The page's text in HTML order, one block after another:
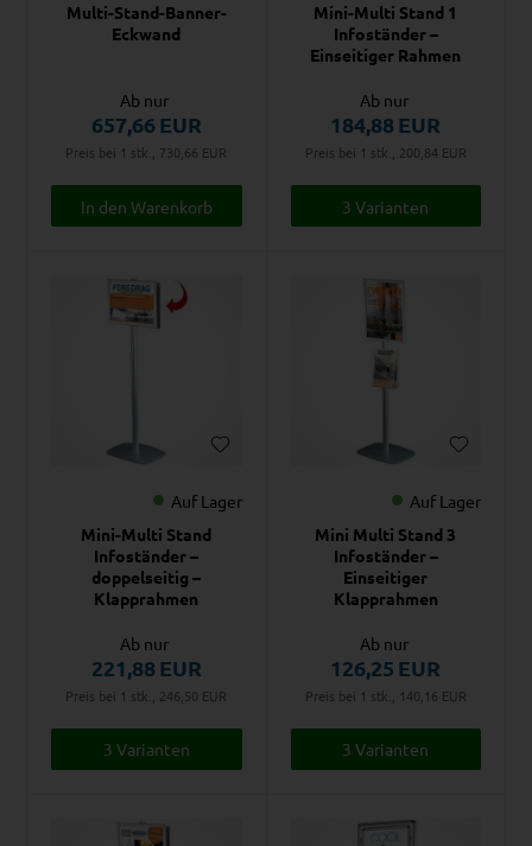
Multi-Stand-Banner-
Eckwand
Ab nur
657,66EUR
Preis bei 1 stk., 730,66 EUR
Mini-Multi Stand 1
Infoständer –
Einseitiger Rahmen
Ab nur
184,88EUR
Preis bei 1 stk., 200,84 EUR
3 Varianten
Auf Lager
Mini-Multi Stand
Infoständer –
doppelseitig –
Klapprahmen
Ab nur
221,88EUR
Preis bei 1 stk., 246,50 EUR
3 Varianten
Auf Lager
Mini Multi Stand 3
Infoständer –
Einseitiger
Klapprahmen
Ab nur
126,25 EUR
Preis bei 1 stk., 140,16 EUR
3 Varianten